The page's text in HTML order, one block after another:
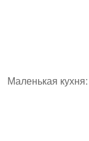
Маленькая